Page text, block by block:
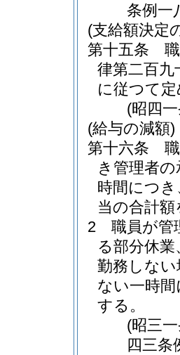
条例一
(支給額決定
第十五条
律第二百九
に従つて
(昭四
(給与の減額)
第十六条
き管理者
時間につ
当の合計
2
職員が管
る部分休
勤務しな
ない一時
する。
(昭三
四三条